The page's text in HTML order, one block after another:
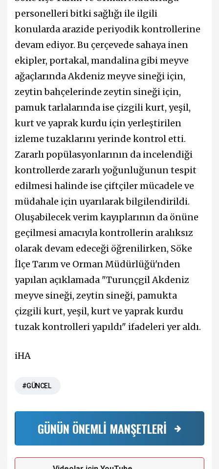
personelleri bitki sağlığı ile ilgili
konularda arazide periyodik kontrollerine
devam ediyor. Bu çerçevede sahaya inen
ekipler, portakal, mandalina gibi meyve
ağaçlarında Akdeniz meyve sineği için,
zeytin bahçelerinde zeytin sineği için,
pamuk tarlalarında ise çizgili kurt, yeşil,
kurt ve yaprak kurdu için yerleştirilen
izleme tuzaklarını yerinde kontrol etti.
Zararlı popülasyonlarının da incelendiği
kontrollerde zararlı yoğunluğunun tespit
edilmesi halinde ise çiftçiler mücadele ve
müdahale için uyarılarak bilgilendirildi.
Oluşabilecek verim kayıplarının da önüne
geçilmesi amacıyla kontrollerin aralıksız
olarak devam edeceği öğrenilirken, Söke
İlçe Tarım ve Orman Müdürlüğü'nden
yapılan açıklamada "Turunçgil Akdeniz
meyve sineği, zeytin sineği, pamukta
çizgili kurt, yeşil, kurt ve yaprak kurdu
tuzak kontrolleri yapıldı" ifadeleri yer aldı.
iHA
#GÜNCEL
GÜNÜN ÖNEMLİ MANŞETLERİ